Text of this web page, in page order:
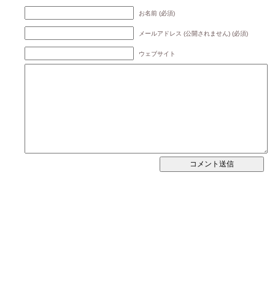
お名前 (必須)
メールアドレス (公開されません) (必須)
ウェブサイト